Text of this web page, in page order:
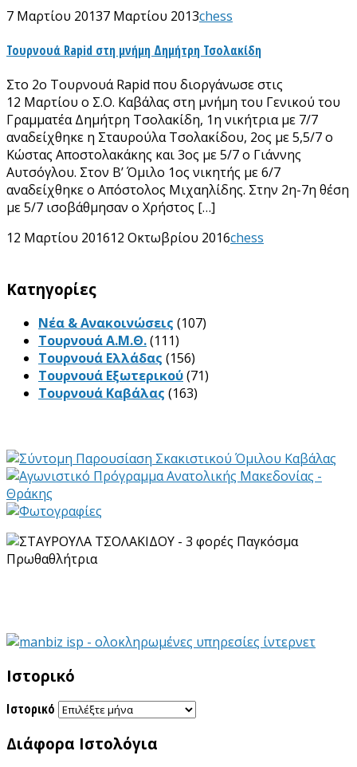
7 Μαρτίου 20137 Μαρτίου 2013chess
Τουρνουά Rapid στη μνήμη Δημήτρη Τσολακίδη
Στο 2ο Tουρνουά Rapid που διοργάνωσε στις
12 Μαρτίου ο Σ.Ο. Καβάλας στη μνήμη του Γενικού του
Γραμματέα Δημήτρη Τσολακίδη, 1η νικήτρια με 7/7
αναδείχθηκε η Σταυρούλα Τσολακίδου, 2ος με 5,5/7 ο
Κώστας Αποστολακάκης και 3ος με 5/7 ο Γιάννης
Αυτσόγλου. Στον Β’ Όμιλο 1ος νικητής με 6/7
αναδείχθηκε ο Απόστολος Μιχαηλίδης. Στην 2η-7η θέση
με 5/7 ισοβάθμησαν ο Χρήστος […]
12 Μαρτίου 201612 Οκτωβρίου 2016chess
Kατηγορίες
Νέα & Ανακοινώσεις (107)
Τουρνουά Α.Μ.Θ.(111)
Τουρνουά Ελλάδας (156)
Τουρνουά Εξωτερικού(71)
Τουρνουά Καβάλας (163)
Ιστορικό
Ιστορικό
Διάφορα Ιστολόγια